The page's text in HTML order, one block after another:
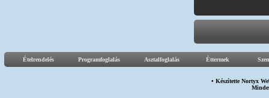
Ételrendelés Programfoglalás Asztalfoglalás Éttermek
• KészítetteNortyx